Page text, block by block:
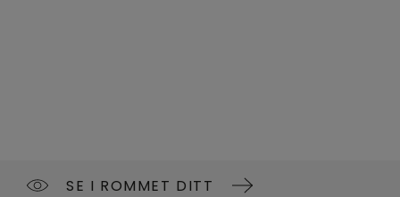
SE I ROMMET DITT